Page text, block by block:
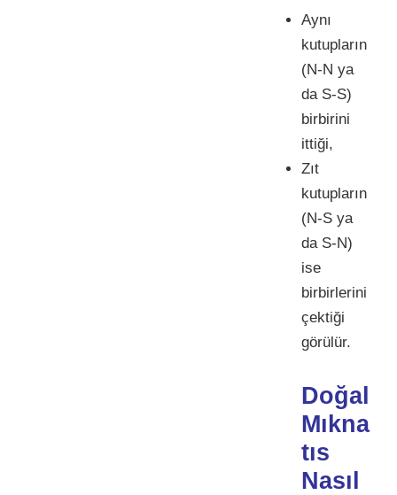
Aynı
kutupların
(N-N ya
da S-S)
birbirini
ittiği,
Zıt
kutupların
(N-S ya
da S-N)
ise
birbirlerini
çektiği
görülür.
Doğal
Mıkna
tıs
Nasıl